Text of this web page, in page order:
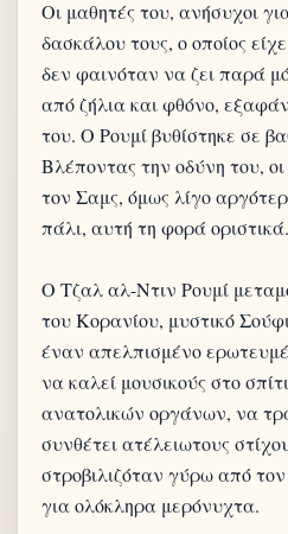
Οι μαθητές του, ανήσυχοι
δασκάλου τους, ο οποίος
δεν φαινόταν να ζει παρά
από ζήλια και φθόνο,
του. Ο Ρουμί βυθίστηκε σε
Βλέποντας την οδύνη του,
τον Σαμς, όμως λίγο
πάλι, αυτή τη φορά οριστικά.
Ο Τζαλ αλ-Ντιν Ρουμί
του Κορανίου, μυστικό
έναν απελπισμένο
να καλεί μουσικούς στο
ανατολικών οργάνων, να
συνθέτει ατέλειωτους
στροβιλιζόταν γύρω από
για ολόκληρα μερόνυχτα.